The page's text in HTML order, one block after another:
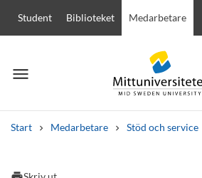
Student Biblioteket Medarbetare
menu
Meny
Start Medarbetare Stöd och service